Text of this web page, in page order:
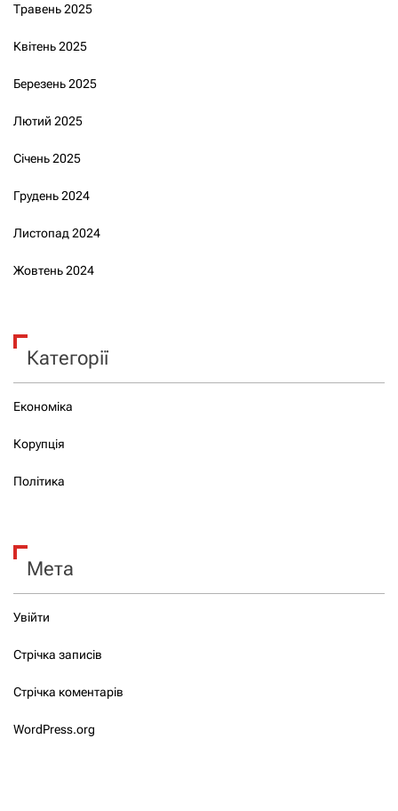
Травень 2025
Квітень 2025
Березень 2025
Лютий 2025
Січень 2025
Грудень 2024
Листопад 2024
Жовтень 2024
Категорії
Економіка
Корупція
Політика
Мета
Увійти
Стрічка записів
Стрічка коментарів
WordPress.org